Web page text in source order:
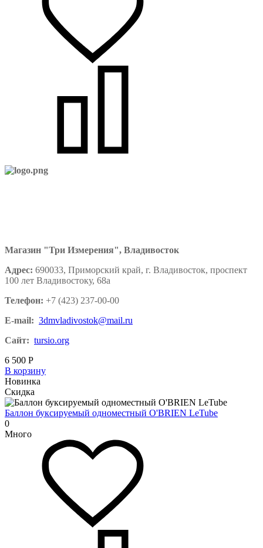
Магазин "Три Измерения", Владивосток
Адрес: 690033, Приморский край, г. Владивосток, проспект
100 лет Владивостоку, 68а
Телефон: +7 (423) 237-00-00
E-mail: 3dmvladivostok@mail.ru
Сайт: tursio.org
6 500 Р
В корзину
Новинка
Скидка
Баллон буксируемый одноместный O'BRIEN LeTube
0
Много